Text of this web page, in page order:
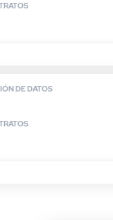
DE DATOS